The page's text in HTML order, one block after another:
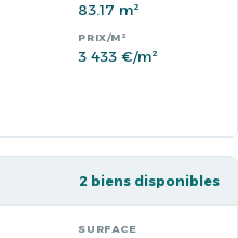
83.17 m²
3 433 €/m²
2 biens disponibles